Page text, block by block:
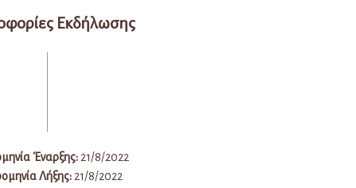
Εκδήλωσης
Έναρξης:21/8/2022
Λήξης:21/8/2022